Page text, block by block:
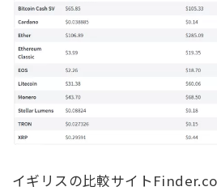
イギリスの比較サイト